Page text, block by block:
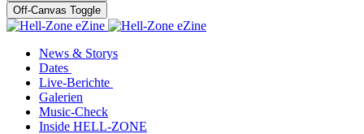
Off-Canvas Toggle
News & Storys
Dates
Live-Berichte
Galerien
Music-Check
Inside HELL-ZONE